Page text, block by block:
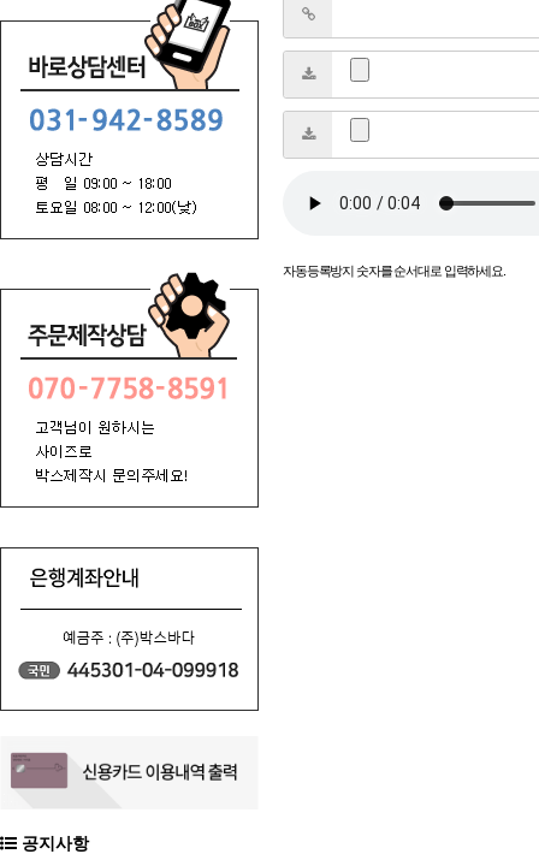
공지사항
자동등록방지 숫자를 순서대로 입력하세요.